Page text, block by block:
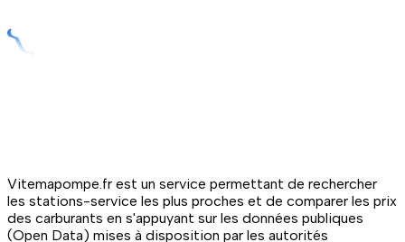
Vitemapompe.fr est un service permettant de rechercher
les stations-service les plus proches et de comparer les prix
des carburants en s'appuyant sur les données publiques
(Open Data) mises à disposition par les autorités